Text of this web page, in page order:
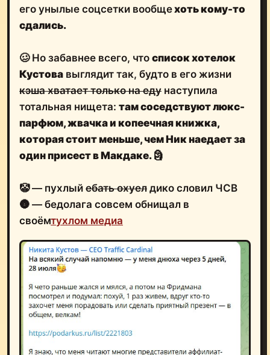
его унылые соцсетки вообщехоть кому-то
сдались.
🥴 Но забавнее всего, что список хотелок
Кустова выглядит так, будто в его жизни
кэша хватает только на еду наступила
тотальная нищета: тамсоседствуют люкс-
парфюм, жвачка и копеечная книжка,
которая стоит меньше, чем Ник наедает за
один присест в Макдаке. 🗿
🤡 — пухлый ебать охуел дико словил ЧСВ
🌚 — бедолага совсем обнищал в
своёмтухлом медиа